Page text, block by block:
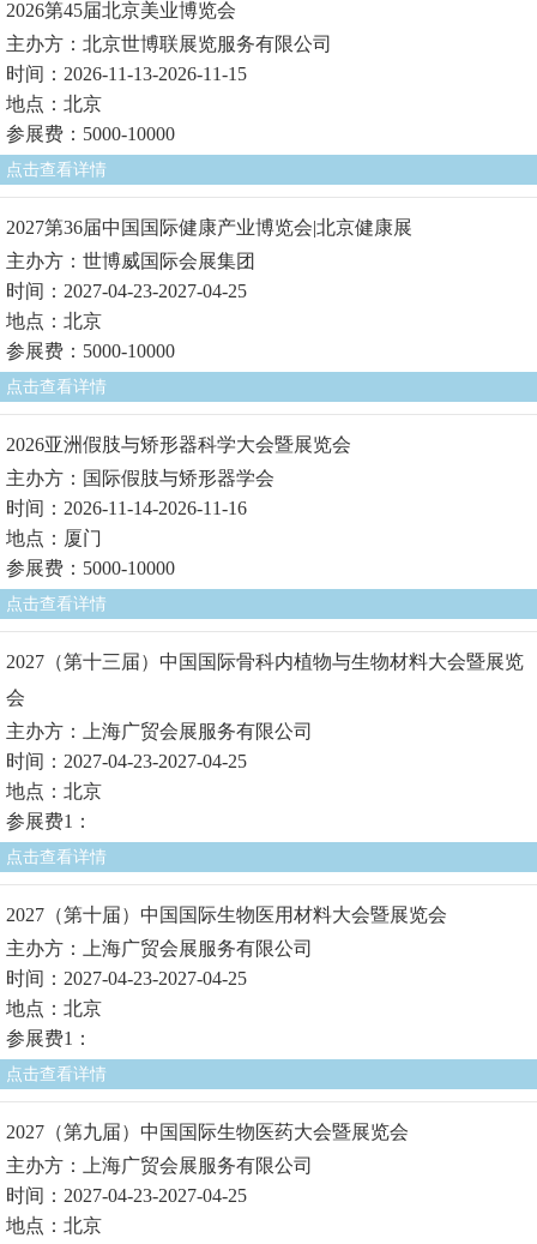
2026第45届北京美业博览会
主办方：北京世博联展览服务有限公司
时间：2026-11-13-2026-11-15
地点：北京
参展费：5000-10000
点击查看详情
2027第36届中国国际健康产业博览会|北京健康展
主办方：世博威国际会展集团
时间：2027-04-23-2027-04-25
地点：北京
参展费：5000-10000
点击查看详情
2026亚洲假肢与矫形器科学大会暨展览会
主办方：国际假肢与矫形器学会
时间：2026-11-14-2026-11-16
地点：厦门
参展费：5000-10000
点击查看详情
2027（第十三届）中国国际骨科内植物与生物材料大会暨展览
会
主办方：上海广贸会展服务有限公司
时间：2027-04-23-2027-04-25
地点：北京
参展费1：
点击查看详情
2027（第十届）中国国际生物医用材料大会暨展览会
主办方：上海广贸会展服务有限公司
时间：2027-04-23-2027-04-25
地点：北京
参展费1：
点击查看详情
2027（第九届）中国国际生物医药大会暨展览会
主办方：上海广贸会展服务有限公司
时间：2027-04-23-2027-04-25
地点：北京